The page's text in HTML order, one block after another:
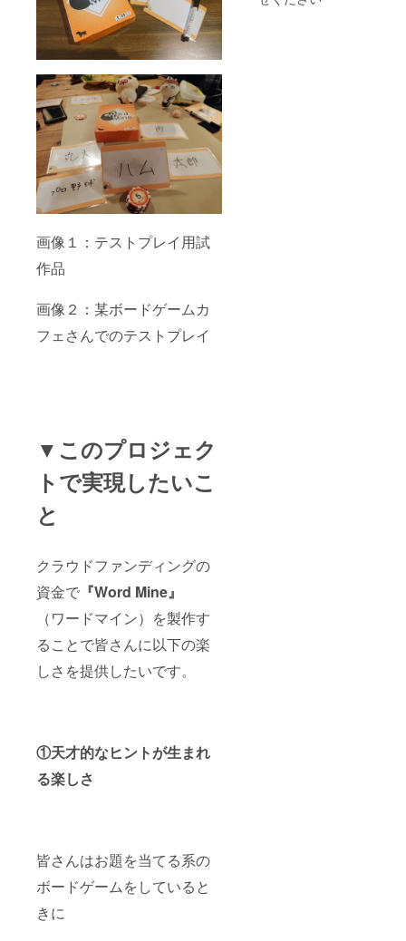
画像１：テストプレイ用試
作品
画像２：某ボードゲームカ
フェさんでのテストプレイ
▼このプロジェク
トで実現したいこ
と
クラウドファンディングの
資金で 『Word Mine』
（ワードマイン）を製作す
ることで皆さんに以下の楽
しさを提供したいです。
①天才的なヒントが生まれ
る楽しさ
皆さんはお題を当てる系の
ボードゲームをしていると
きに